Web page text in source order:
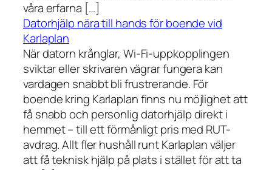
våra erfarna […]
Datorhjälp nära till hands för boende vid
Karlaplan
När datorn krånglar, Wi-Fi-uppkopplingen
sviktar eller skrivaren vägrar fungera kan
vardagen snabbt bli frustrerande. För
boende kring Karlaplan finns nu möjlighet att
få snabb och personlig datorhjälp direkt i
hemmet – till ett förmånligt pris med RUT-
avdrag. Allt fler hushåll runt Karlaplan väljer
att få teknisk hjälp på plats i stället för att ta